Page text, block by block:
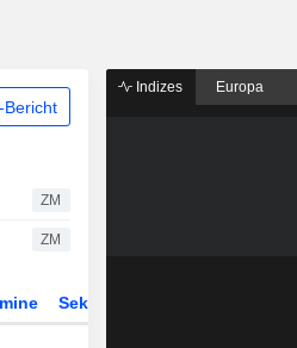
Bericht
ZM
ZM
Sektor
Indizes Europa